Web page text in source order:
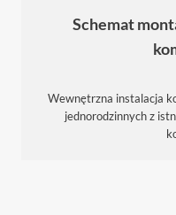
Schemat
Wewnętrzna instalacja
jednorodzinnych z